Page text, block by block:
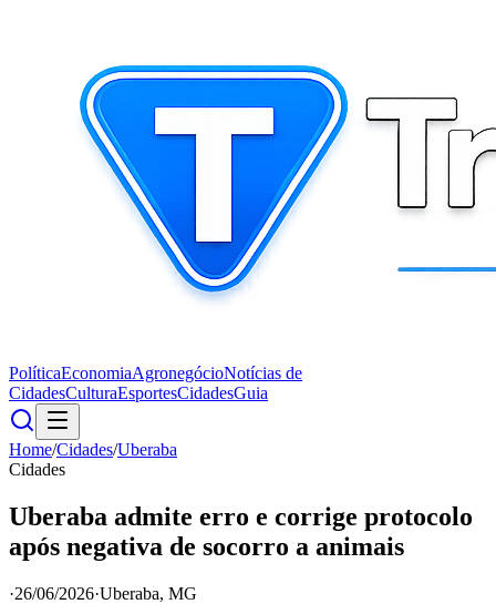
PolíticaEconomiaAgronegócioNotícias de
CidadesCulturaEsportesCidadesGuia
Home/Cidades/Uberaba
Cidades
Uberaba admite erro e corrige protocolo
após negativa de socorro a animais
·26/06/2026·Uberaba, MG